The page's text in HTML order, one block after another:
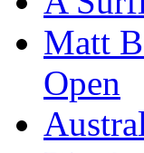
Matt
Open